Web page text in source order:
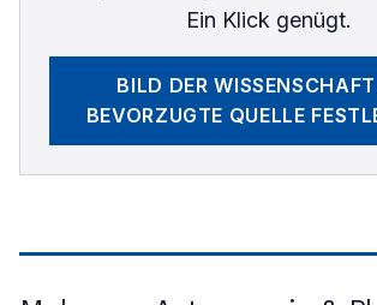
Ein Klick genügt.
BILD DER WISSENSCHAFT
BEVORZUGTE QUELLE